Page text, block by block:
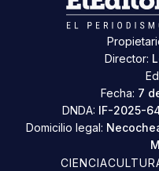
Director:
Fecha: 7
DNDA: IF-2025-
Domicilio legal:
CIENCIA